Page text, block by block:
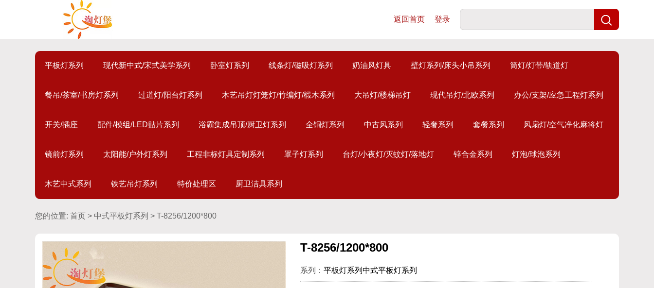
返回首页 登录
平板灯系列 现代新中式/宋式美学系列 卧室灯系列 线条灯/磁吸灯系列 奶油风灯具 壁灯系列/床头小吊系列 筒灯/灯带/轨道灯
餐吊/茶室/书房灯系列 过道灯/阳台灯系列 木艺吊灯灯笼灯/竹编灯/椴木系列 大吊灯/楼梯吊灯 现代吊灯/北欧系列 办公/支架/应急工程灯系列
开关/插座 配件/模组/LED贴片系列 浴霸集成吊顶/厨卫灯系列 全铜灯系列 中古风系列 轻奢系列 套餐系列 风扇灯/空气净化麻将灯
镜前灯系列 太阳能/户外灯系列 工程非标灯具定制系列 罩子灯系列 台灯/小夜灯/灭蚊灯/落地灯 锌合金系列 灯泡/球泡系列
木艺中式系列 铁艺吊灯系列 特价处理区 厨卫洁具系列
您的位置: 首页 > 中式平板灯系列 > T-8256/1200*800
T-8256/1200*800
系列： 平板灯系列中式平板灯系列